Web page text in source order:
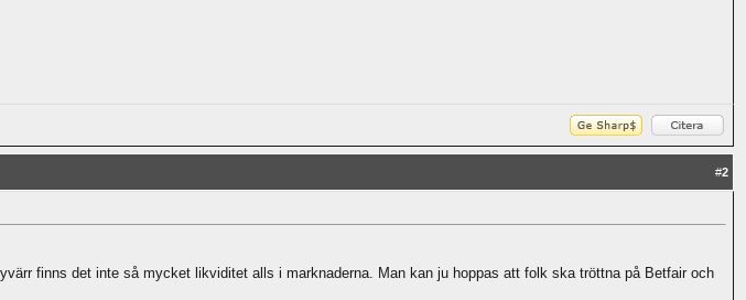
#2
finns det inte så mycket likviditet alls i marknaderna. Man kan ju hoppas att folk ska tröttna på Betfair och